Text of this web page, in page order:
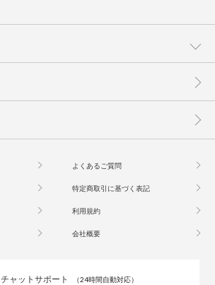
よくあるご質問
特定商取引に基づく表記
利用規約
会社概要
チャットサポート （24時間自動対応）